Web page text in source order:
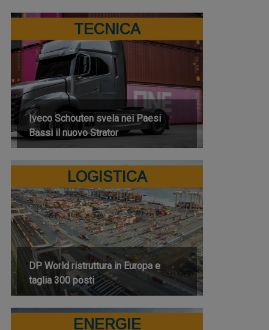
TECNICA
Iveco Schouten svela nei Paesi
Bassi il nuovo Strator
LOGISTICA
DP World ristruttura in Europa e
taglia 300 posti
ENERGIE